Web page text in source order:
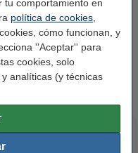
tu comportamiento en
política de cookies
cómo funcionan, y
''Aceptar'' para
cookies, solo
analíticas (y técnicas